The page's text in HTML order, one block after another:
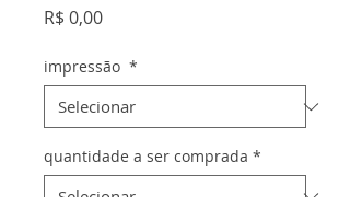
R$ 0,00Preço
impressão *
quantidade a ser comprada *